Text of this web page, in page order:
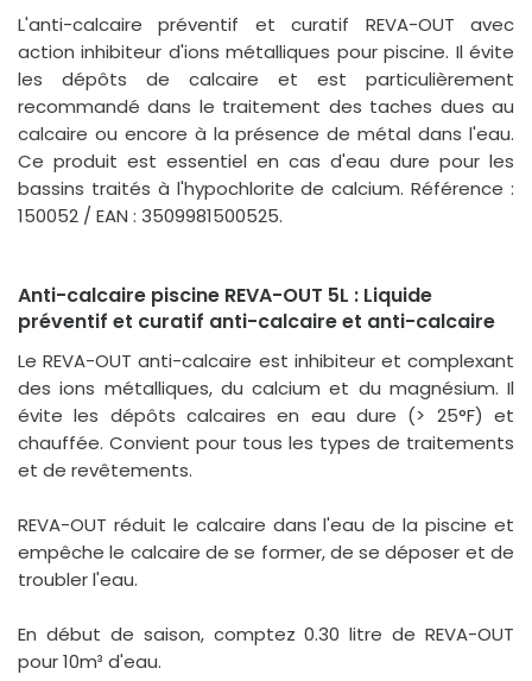
L'anti-calcaire préventif et curatif REVA-OUT avec
action inhibiteur d'ions métalliques pour piscine. Il évite
les dépôts de calcaire et est particulièrement
recommandé dans le traitement des taches dues au
calcaire ou encore à la présence de métal dans l'eau.
Ce produit est essentiel en cas d'eau dure pour les
bassins traités à l'hypochlorite de calcium. Référence :
150052 / EAN : 3509981500525.
Anti-calcaire piscine REVA-OUT 5L : Liquide
préventif et curatif anti-calcaire et anti-calcaire
Le REVA-OUT anti-calcaire est inhibiteur et complexant
des ions métalliques, du calcium et du magnésium. Il
évite les dépôts calcaires en eau dure (> 25°F) et
chauffée. Convient pour tous les types de traitements
et de revêtements.
REVA-OUT réduit le calcaire dans l'eau de la piscine et
empêche le calcaire de se former, de se déposer et de
troubler l'eau.
En début de saison, comptez 0.30 litre de REVA-OUT
pour 10m³ d'eau.